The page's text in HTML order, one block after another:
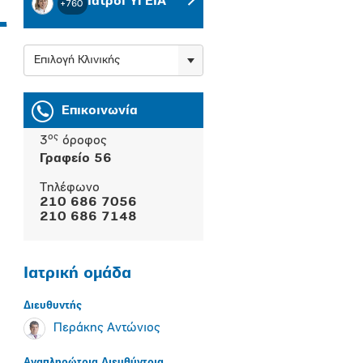
+760
Επιλογή Κλινικής
Επικοινωνία
3ος όροφος
Γραφείο 56
Τηλέφωνο
210 686 7056
210 686 7148
Ιατρική ομάδα
Διευθυντής
Περάκης Αντώνιος